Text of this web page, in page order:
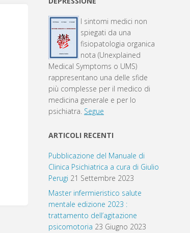
I sintomi medici non
spiegati da una
fisiopatologia organica
nota (Unexplained
Medical Symptoms o UMS)
rappresentano una delle sfide
più complesse per il medico di
medicina generale e per lo
psichiatra. Segue
ARTICOLI RECENTI
Pubblicazione del Manuale di
Clinica Psichiatrica a cura di Giulio
Perugi 21 Settembre 2023
Master infermieristico salute
mentale edizione 2023 :
trattamento dell’agitazione
psicomotoria 23 Giugno 2023